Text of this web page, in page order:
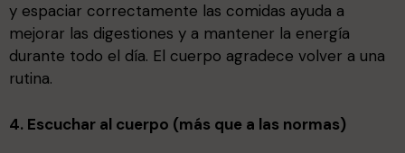
y espaciar correctamente las comidas ayuda a
mejorar las digestiones y a mantener la energía
durante todo el día. El cuerpo agradece volver a una
rutina.
4. Escuchar al cuerpo (más que a las normas)